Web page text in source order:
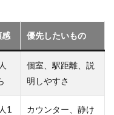
感 優先したいもの
個室、駅距離、説
明しやすさ
1
カウンター、静け